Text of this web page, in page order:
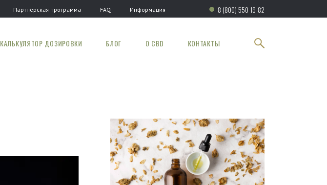
Партнёрская программа FAQ Информация 8 (800) 550-19-82
КАЛЬКУЛЯТОР ДОЗИРОВКИ БЛОГ О CBD КОНТАКТЫ